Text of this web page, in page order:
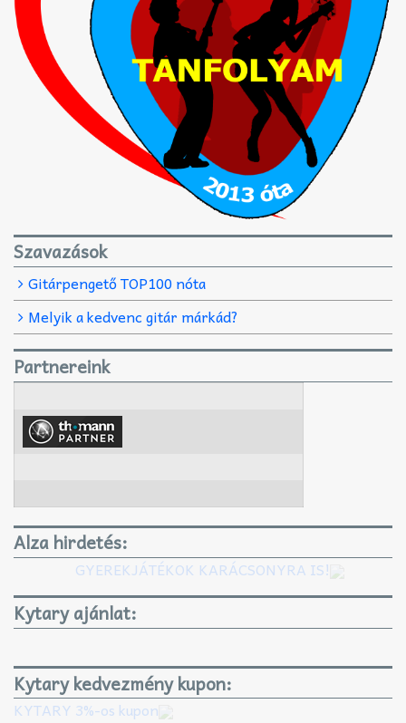
Szavazások
Gitárpengető TOP100 nóta
Melyik a kedvenc gitár márkád?
Partnereink
Alza hirdetés:
GYEREKJÁTÉKOK KARÁCSONYRA IS!
Kytary ajánlat:
Kytary kedvezmény kupon:
KYTARY 3%-os kupon